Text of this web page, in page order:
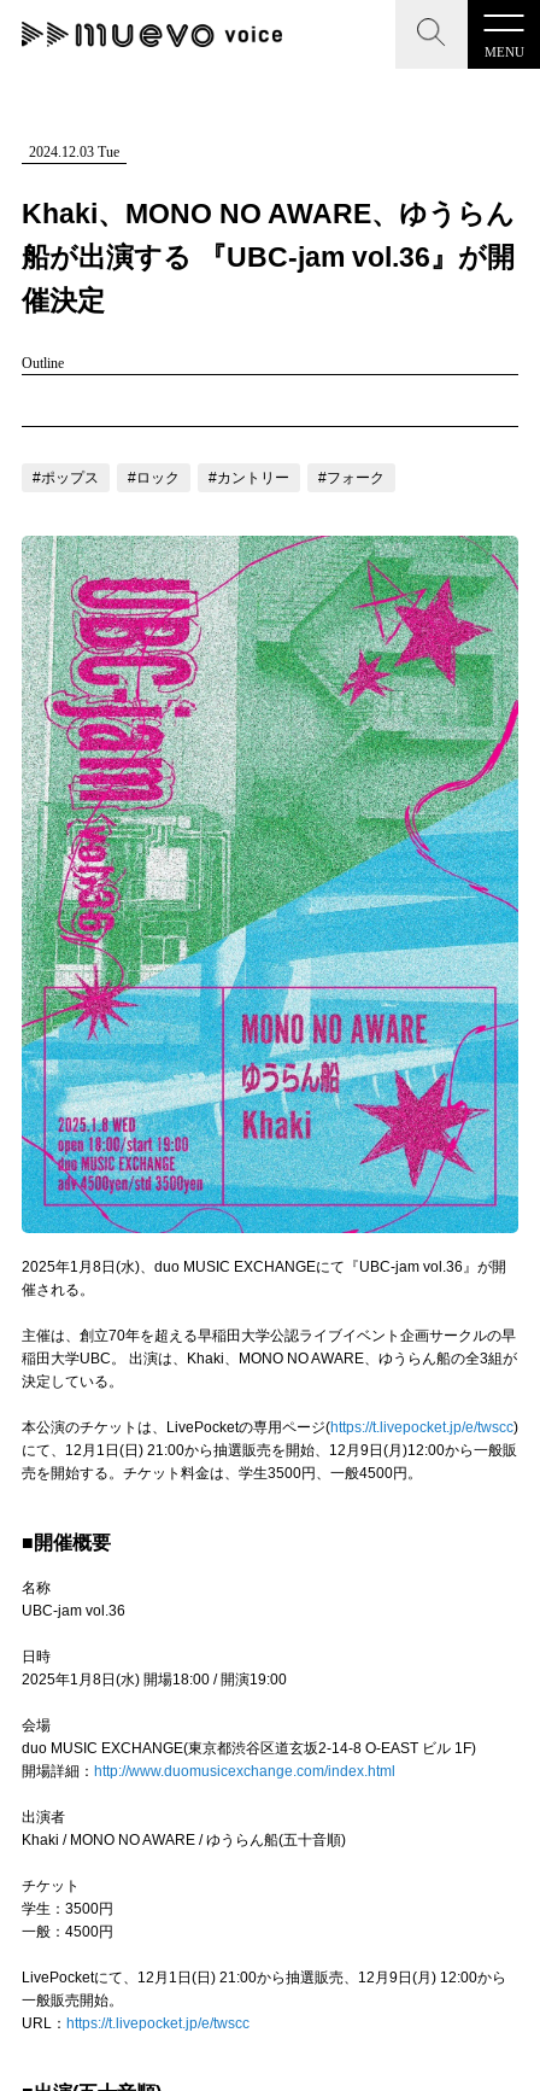
MENU
CLOSE
記事を検索する
#男性シンガー #HR/HM #女性シンガー
#ヒップホップ #男性シンガーグループ #R&B/ソウル
CLOSE
"読者の声を形にする”音楽特化メディア
記事一覧
会社概要
記事リクエスト
ログイン
LINK
muevoクラウドファンディング
muevoコミュニティ
ぶいクラ！by muevo
ぶいコミュ！by muevo
ぶいマガ！ by muevo
Follow us
Official SNS
2024.12.03 Tue
Khaki、MONO NO AWARE、ゆうらん
船が出演する 『UBC-jam vol.36』が開
催決定
Outline
#ポップス #ロック #カントリー #フォーク
2025年1月8日(水)、duo MUSIC EXCHANGEにて『UBC-jam vol.36』が開
催される。
主催は、創立70年を超える早稲田大学公認ライブイベント企画サークルの早
稲田大学UBC。 出演は、Khaki、MONO NO AWARE、ゆうらん船の全3組が
決定している。
本公演のチケットは、LivePocketの専用ページ(https://t.livepocket.jp/e/twscc)
にて、12月1日(日) 21:00から抽選販売を開始、12月9日(月)12:00から一般販
売を開始する。チケット料金は、学生3500円、一般4500円。
■開催概要
名称
UBC-jam vol.36
日時
2025年1月8日(水) 開場18:00 / 開演19:00
会場
duo MUSIC EXCHANGE(東京都渋谷区道玄坂2-14-8 O-EAST ビル 1F)
開場詳細： http://www.duomusicexchange.com/index.html
出演者
Khaki / MONO NO AWARE / ゆうらん船(五十音順)
チケット
学生：3500円
一般：4500円
LivePocketにて、12月1日(日) 21:00から抽選販売、12月9日(月) 12:00から
一般販売開始。
URL： https://t.livepocket.jp/e/twscc